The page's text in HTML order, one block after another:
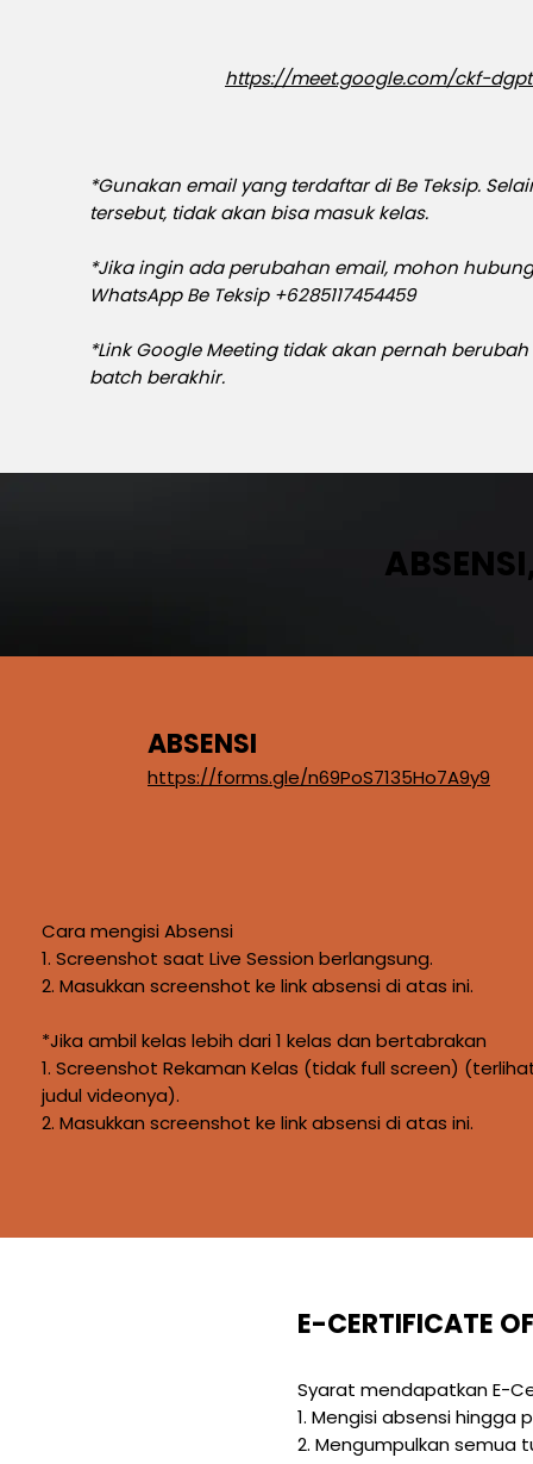
https://meet.google.com/ckf-
*Gunakan email yang terdaftar di Be Teksip.
tersebut, tidak akan bisa masuk kelas.
*Jika ingin ada perubahan email, mohon
WhatsApp Be Teksip +6285117454459
*Link Google Meeting tidak akan pernah
batch berakhir.
ABSENSI
https://forms.gle/n69PoS7135Ho7A9y9
Cara mengisi Absensi
1. Screenshot saat Live Session berlangsung.
2. Masukkan screenshot ke link absensi di atas ini.
*Jika ambil kelas lebih dari 1 kelas dan bertabrakan
1. Screenshot Rekaman Kelas (tidak full screen)
judul videonya).
2. Masukkan screenshot ke link absensi di atas ini.
E-CERTIFICATE
Syarat mendapatkan E-
1. Mengisi absensi hingga
2. Mengumpulkan semua